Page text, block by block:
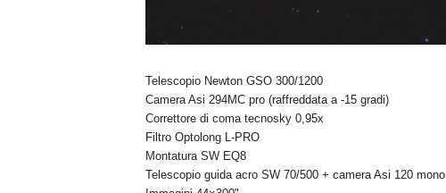
Telescopio Newton GSO 300/1200
Camera Asi 294MC pro (raffreddata a -15 gradi)
Correttore di coma tecnosky 0,95x
Filtro Optolong L-PRO
Montatura SW EQ8
Telescopio guida acro SW 70/500 + camera Asi 120 mono